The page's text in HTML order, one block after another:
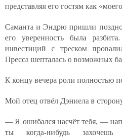
представляя его гостям как
Саманта и Эндрю пришли
его уверенность была
инвестиций с треском
Пресса шепталась о возможных
К концу вечера роли полностью
Мой отец отвёл Дэниела в
— Я ошибался насчёт тебя, —
ты когда-нибудь